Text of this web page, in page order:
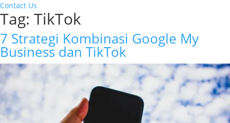
Contact Us
Tag: TikTok
7 Strategi Kombinasi Google My
Business dan TikTok